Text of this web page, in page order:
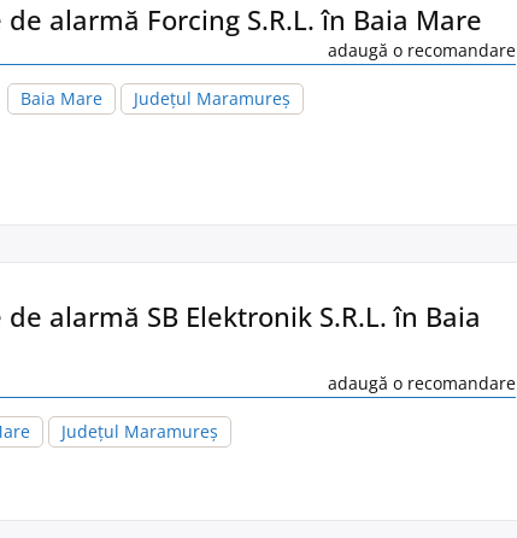
alarmă Forcing S.R.L. în Baia Mare
adaugă o recomandare
Baia Mare Județul Maramureș
alarmă SB Elektronik S.R.L. în Baia
adaugă o recomandare
Județul Maramureș